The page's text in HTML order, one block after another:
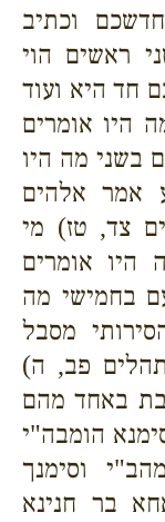
וכתיב
ראשים הוי
חד היא ועוד
היו אומרים
בשני מה היו
אמר אלהים
צד, טז) מי
היו אומרים
בחמישי מה
מסבל
פב, ה)
באחד מהם
הומבה"י
וסימנך
בר חנינא